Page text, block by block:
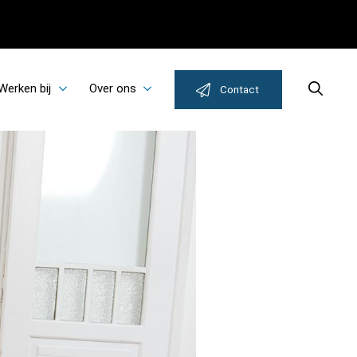
bij Over ons Contact Search